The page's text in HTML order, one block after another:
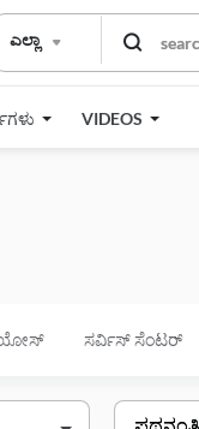
ಎಲ್ಲಾ
VIDEOS
ಸರ್ವಿಸ್ ಸೆಂಟರ್